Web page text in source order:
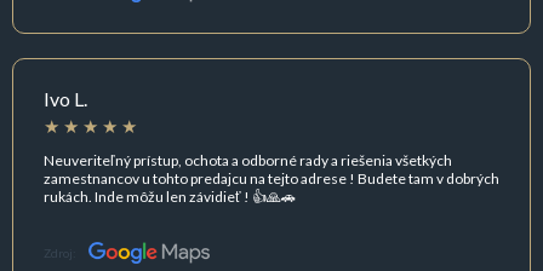
Ivo L.
Neuveriteľný prístup, ochota a odborné rady a riešenia všetkých
zamestnancov u tohto predajcu na tejto adrese ! Budete tam v dobrých
rukách. Inde môžu len závidieť ! 👍🙏🚗
Zdroj: